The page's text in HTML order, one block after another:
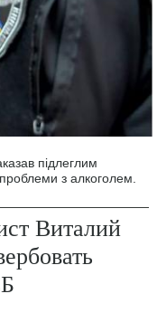
підлеглим
з алкоголем.
Виталий